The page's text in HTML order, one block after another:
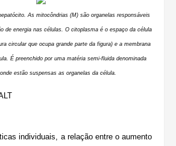
As mitocôndrias (M) são organelas responsáveis
de energia nas células. O citoplasma é o espaço da célula
circular que ocupa grande parte da figura) e a membrana
É preenchido por uma matéria semi-fluida denominada
estão suspensas as organelas da célula.
individuais, a relação entre o aumento